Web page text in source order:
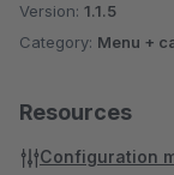
Version: 1.1.5
Category: Menu +
Resources
Configuration